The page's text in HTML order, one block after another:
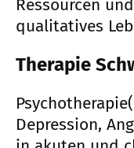
Ressourcen
qualitatives
Therapie
Depression,